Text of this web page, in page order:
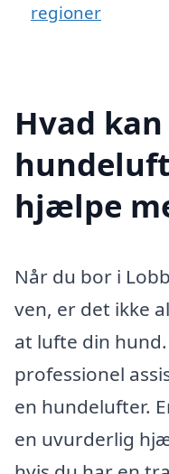
regioner
Hvad
hjælpe
Når du bor i
ven, er det ikke
at lufte din
professionel
en hundelufter.
en uvurderlig